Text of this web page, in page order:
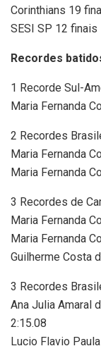
Corinthians 19
SESI SP 12 finais
Recordes
1 Recorde Sul-
Maria Fernanda
2 Recordes
Maria Fernanda
Maria Fernanda
3 Recordes de
Maria Fernanda
Maria Fernanda
Guilherme Costa
3 Recordes
Ana Julia Amaral
2:15.08
Lucio Flavio